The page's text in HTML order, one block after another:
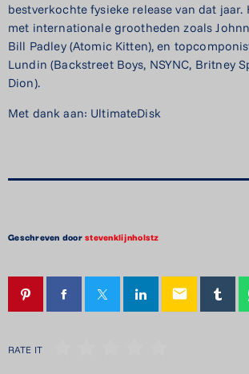
bestverkochte fysieke release van dat jaar.
met internationale grootheden zoals
Bill Padley (Atomic Kitten), en
Lundin (Backstreet Boys, NSYNC, Britney
Dion).
Met dank aan: UltimateDisk
Geschreven doorstevenklijnholstz
email
RATE IT